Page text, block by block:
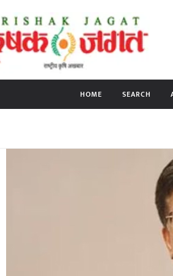
HOME SEARCH